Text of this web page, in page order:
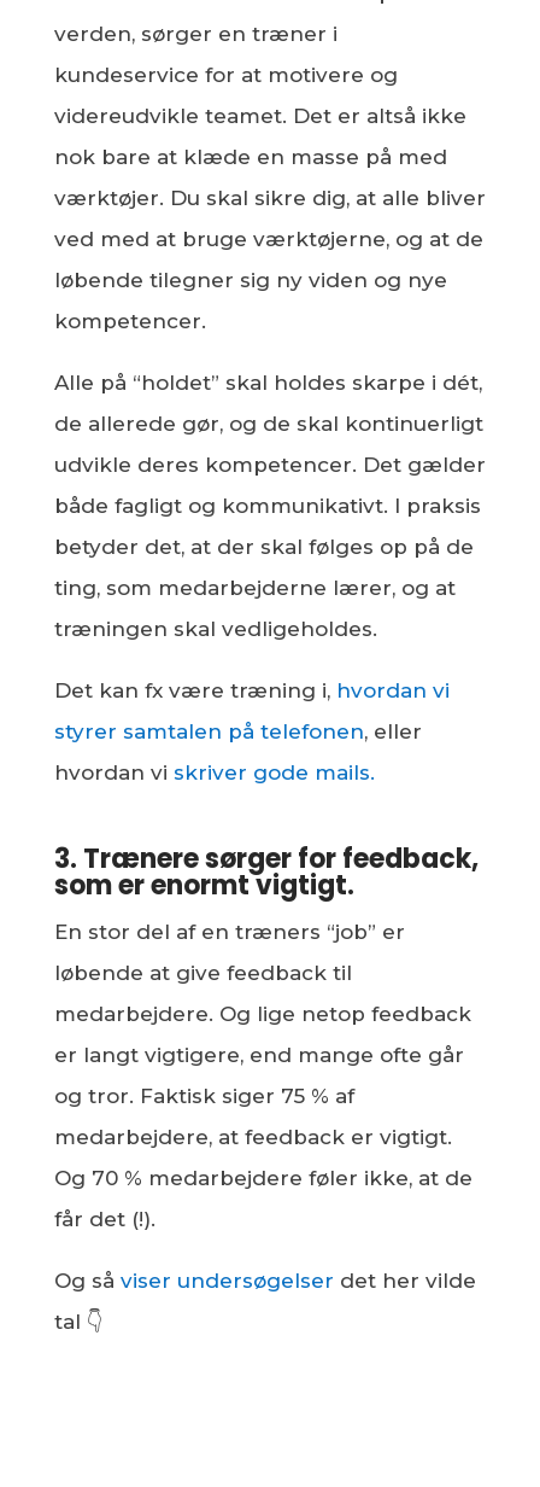
verden, sørger en træner i
kundeservice for at motivere og
videreudvikle teamet. Det er altså ikke
nok bare at klæde en masse på med
værktøjer. Du skal sikre dig, at alle bliver
ved med at bruge værktøjerne, og at de
løbende tilegner sig ny viden og nye
kompetencer.
Alle på “holdet” skal holdes skarpe i dét,
de allerede gør, og de skal kontinuerligt
udvikle deres kompetencer. Det gælder
både fagligt og kommunikativt. I praksis
betyder det, at der skal følges op på de
ting, som medarbejderne lærer, og at
træningen skal vedligeholdes.
Det kan fx være træning i, hvordan vi
styrer samtalen på telefonen, eller
hvordan vi skriver gode mails.
3. Trænere sørger for feedback,
som er enormt vigtigt.
En stor del af en træners “job” er
løbende at give feedback til
medarbejdere. Og lige netop feedback
er langt vigtigere, end mange ofte går
og tror. Faktisk siger 75 % af
medarbejdere, at feedback er vigtigt.
Og 70 % medarbejdere føler ikke, at de
får det (!).
Og så viser undersøgelser det her vilde
tal 👇